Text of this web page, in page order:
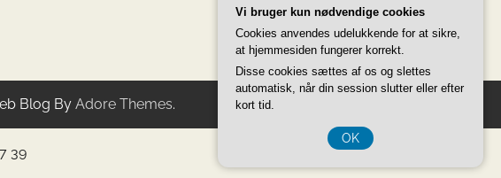
at gøre deres udendørsområder mere
attraktive og funktionelle. […]
Blog By Adore Themes.
39
Vi bruger kun nødvendige cookies
Cookies anvendes udelukkende for at sikre,
at hjemmesiden fungerer korrekt.
Disse cookies sættes af os og slettes
automatisk, når din session slutter eller efter
kort tid.
OK